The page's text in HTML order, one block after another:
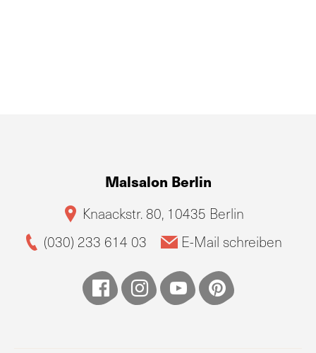
Malsalon Berlin
Knaackstr. 80, 10435 Berlin
(030) 233 614 03
E-Mail schreiben